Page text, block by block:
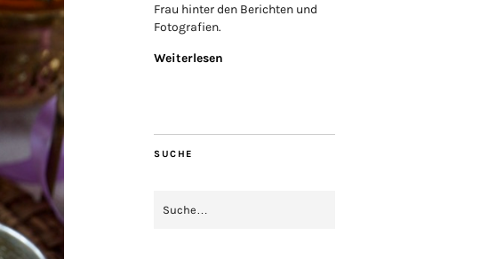
Frau hinter den Berichten und
Fotografien.
Weiterlesen
SUCHE